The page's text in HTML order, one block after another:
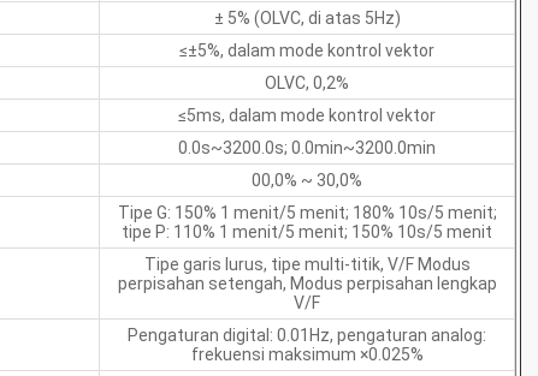
± 5% (OLVC, di atas 5Hz)
≤±5%, dalam mode kontrol vektor
OLVC, 0,2%
≤5ms, dalam mode kontrol vektor
0.0s~3200.0s; 0.0min~3200.0min
00,0% ~ 30,0%
Tipe G: 150% 1 menit/5 menit; 180% 10s/5 menit;
tipe P: 110% 1 menit/5 menit; 150% 10s/5 menit
Tipe garis lurus, tipe multi-titik, V/F Modus
perpisahan setengah, Modus perpisahan lengkap
V/F
Pengaturan digital: 0.01Hz, pengaturan analog:
frekuensi maksimum ×0.025%